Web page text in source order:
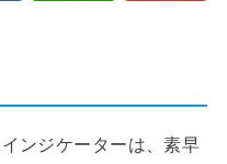
ンジケーターは、素早